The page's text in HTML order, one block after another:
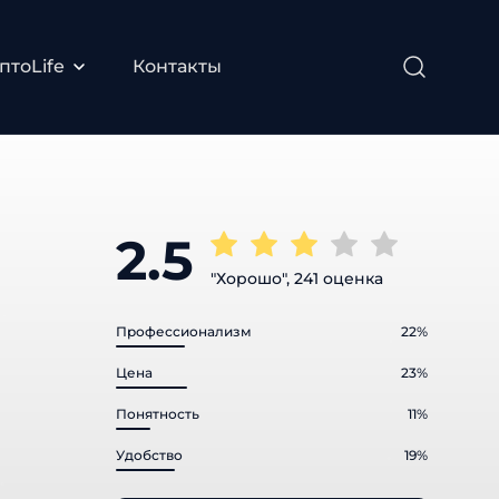
Контакты
2.5 "Хорошо", 241 оценка
Профессионализм 22%
Цена 23%
Понятность 11%
Удобство 19%